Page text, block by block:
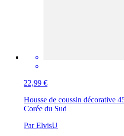
22,99 €
Housse de coussin décorative
Corée du Sud
Par ElvisU